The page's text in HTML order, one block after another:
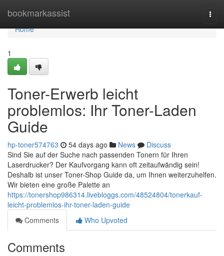
bookmarkassist
Home
Home
1
Toner-Erwerb leicht
problemlos: Ihr Toner-Laden
Guide
hp-toner574763 54 days ago News
Discuss
Sind Sie auf der Suche nach passenden Tonern für Ihren
Laserdrucker? Der Kaufvorgang kann oft zeitaufwändig sein!
Deshalb ist unser Toner-Shop Guide da, um Ihnen weiterzuhelfen.
Wir bieten eine große Palette an
https://tonershop986314.livebloggs.com/48524804/tonerkauf-
leicht-problemlos-ihr-toner-laden-guide
Comments
Who Upvoted
Comments